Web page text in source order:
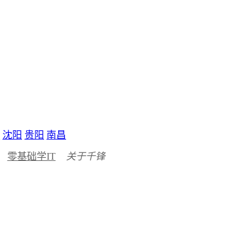
沈阳 贵阳 南昌
零基础学IT 关于千锋